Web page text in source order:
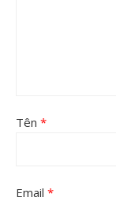
Tên *
Email *